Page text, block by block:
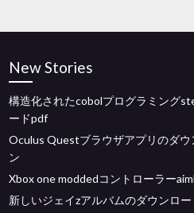
New Stories
構造化されたcobolプログラミング
ードpdf
Oculus Questブラウザアプリのダ
ン
Xbox one moddedコントローラー
新しいジェイzアルバムのダウンロー